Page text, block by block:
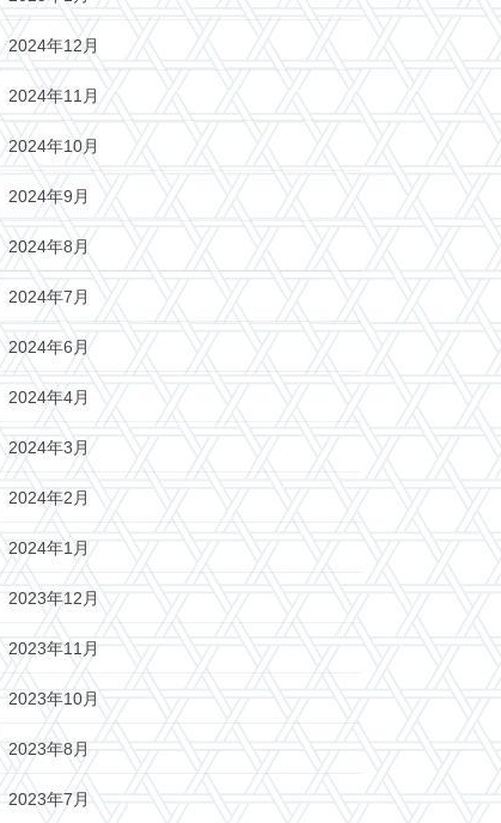
2024年12月
2024年11月
2024年10月
2024年9月
2024年8月
2024年7月
2024年6月
2024年4月
2024年3月
2024年2月
2024年1月
2023年12月
2023年11月
2023年10月
2023年8月
2023年7月